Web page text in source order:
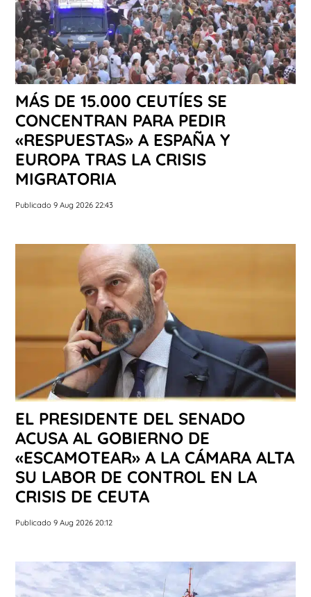
MÁS DE 15.000 CEUTÍES SE
CONCENTRAN PARA PEDIR
«RESPUESTAS» A ESPAÑA Y
EUROPA TRAS LA CRISIS
MIGRATORIA
Publicado 9 Aug 2026 22:43
EL PRESIDENTE DEL SENADO
ACUSA AL GOBIERNO DE
«ESCAMOTEAR» A LA CÁMARA ALTA
SU LABOR DE CONTROL EN LA
CRISIS DE CEUTA
Publicado 9 Aug 2026 20:12